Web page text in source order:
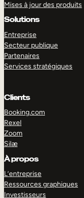
Mises à jour des produits
Solutions
Entreprise
Secteur publique
Partenaires
Services stratégiques
Clients
Booking.com
Rexel
Zoom
Silæ
À propos
L’entreprise
Ressources graphiques
Investisseurs